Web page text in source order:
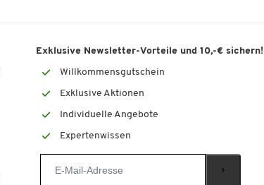
Exklusive Newsletter-Vorteile und 10,-€ sichern!
Willkommensgutschein
Exklusive Aktionen
Individuelle Angebote
Expertenwissen